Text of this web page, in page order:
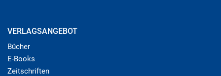
VERLAGSANGEBOT
Bücher
E-Books
Zeitschriften